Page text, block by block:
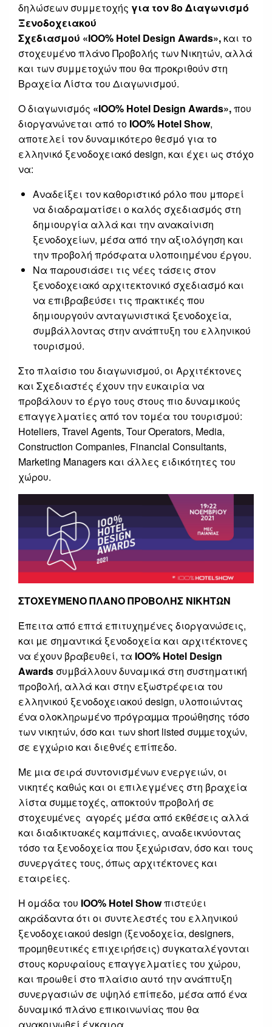
δηλώσεων συμμετοχής για τον 8ο Διαγωνισμό
Ξενοδοχειακού
Σχεδιασμού «ΙΟΟ% Hotel Design Awards», και το
στοχευμένο πλάνο Προβολής των Νικητών, αλλά
και των συμμετοχών που θα προκριθούν στη
Βραχεία Λίστα του Διαγωνισμού.
Ο διαγωνισμός «ΙΟΟ% Hotel Design Awards»,που
διοργανώνεται από το ΙΟΟ% Hotel Show,
αποτελεί τον δυναμικότερο θεσμό για το
ελληνικό ξενοδοχειακό design, και έχει ως στόχο
να:
Αναδείξει τον καθοριστικό ρόλο που μπορεί
να διαδραματίσει ο καλός σχεδιασμός στη
δημιουργία αλλά και την ανακαίνιση
ξενοδοχείων, μέσα από την αξιολόγηση και
την προβολή πρόσφατα υλοποιημένου έργου.
Να παρουσιάσει τις νέες τάσεις στον
ξενοδοχειακό αρχιτεκτονικό σχεδιασμό και
να επιβραβεύσει τις πρακτικές που
δημιουργούν ανταγωνιστικά ξενοδοχεία,
συμβάλλοντας στην ανάπτυξη του ελληνικού
τουρισμού.
Στο πλαίσιο του διαγωνισμού, οι Αρχιτέκτονες
και Σχεδιαστές έχουν την ευκαιρία να
προβάλουν το έργο τους στους πιο δυναμικούς
επαγγελματίες από τον τομέα του τουρισμού:
Hoteliers, Travel Agents, Tour Operators, Media,
Construction Companies, Financial Consultants,
Marketing Managers και άλλες ειδικότητες του
χώρου.
ΣΤΟΧΕΥΜΕΝΟ ΠΛΑΝΟ ΠΡΟΒΟΛΗΣ ΝΙΚΗΤΩΝ
Έπειτα από επτά επιτυχημένες διοργανώσεις,
και µε σημαντικά ξενοδοχεία και αρχιτέκτονες
να έχουν βραβευθεί, τα ΙΟΟ% Hotel Design
Awards συμβάλλουν δυναμικά στη συστηματική
προβολή, αλλά και στην εξωστρέφεια του
ελληνικού ξενοδοχειακού design, υλοποιώντας
ένα ολοκληρωμένο πρόγραµµα προώθησης τόσο
των νικητών, όσο και των short listed συµµετοχών,
σε εγχώριο και διεθνές επίπεδο.
Με µια σειρά συντονισμένων ενεργειών, οι
νικητές καθώς και οι επιλεγμένες στη βραχεία
λίστα συµµετοχές, αποκτούν προβολή σε
στοχευµένες αγορές μέσα από εκθέσεις αλλά
και διαδικτυακές καμπάνιες, αναδεικνύοντας
τόσο τα ξενοδοχεία που ξεχώρισαν, όσο και τους
συνεργάτες τους, όπως αρχιτέκτονες και
εταιρείες.
Η ομάδα του ΙΟΟ% Hotel Showπιστεύει
ακράδαντα ότι οι συντελεστές του ελληνικού
ξενοδοχειακού design (ξενοδοχεία, designers,
προµηθευτικές επιχειρήσεις) συγκαταλέγονται
στους κορυφαίους επαγγελματίες του χώρου,
και προωθεί στο πλαίσιο αυτό την ανάπτυξη
συνεργασιών σε υψηλό επίπεδο, μέσα από ένα
δυναμικό πλάνο επικοινωνίας που θα